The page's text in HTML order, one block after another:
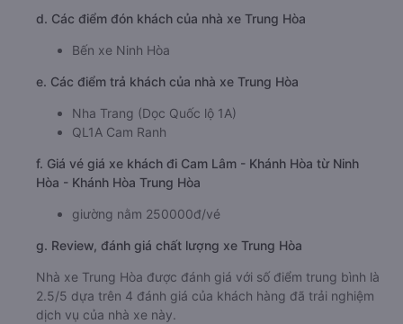
d. Các điểm đón khách của nhà xe Trung Hòa
Bến xe Ninh Hòa
e. Các điểm trả khách của nhà xe Trung Hòa
Nha Trang (Dọc Quốc lộ 1A)
QL1A Cam Ranh
f. Giá vé giá xe khách đi Cam Lâm - Khánh Hòa từ Ninh
Hòa - Khánh Hòa Trung Hòa
giường nằm 250000đ/vé
g. Review, đánh giá chất lượng xe Trung Hòa
Nhà xe Trung Hòa được đánh giá với số điểm trung bình là
2.5/5 dựa trên 4 đánh giá của khách hàng đã trải nghiệm
dịch vụ của nhà xe này.